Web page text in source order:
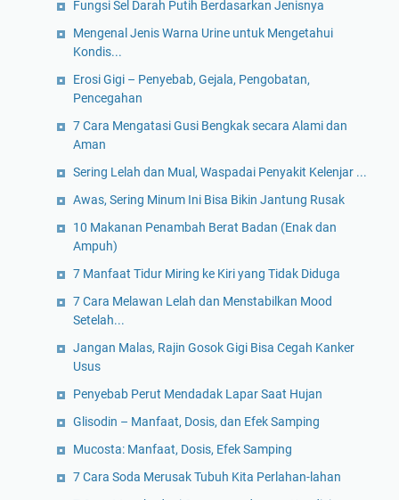
Fungsi Sel Darah Putih Berdasarkan Jenisnya
Mengenal Jenis Warna Urine untuk Mengetahui
Kondis...
Erosi Gigi – Penyebab, Gejala, Pengobatan,
Pencegahan
7 Cara Mengatasi Gusi Bengkak secara Alami dan
Aman
Sering Lelah dan Mual, Waspadai Penyakit Kelenjar ...
Awas, Sering Minum Ini Bisa Bikin Jantung Rusak
10 Makanan Penambah Berat Badan (Enak dan
Ampuh)
7 Manfaat Tidur Miring ke Kiri yang Tidak Diduga
7 Cara Melawan Lelah dan Menstabilkan Mood
Setelah...
Jangan Malas, Rajin Gosok Gigi Bisa Cegah Kanker
Usus
Penyebab Perut Mendadak Lapar Saat Hujan
Glisodin – Manfaat, Dosis, dan Efek Samping
Mucosta: Manfaat, Dosis, Efek Samping
7 Cara Soda Merusak Tubuh Kita Perlahan-lahan